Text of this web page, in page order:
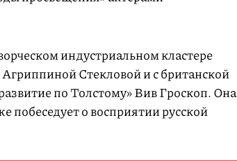
индустриальном кластере
Агриппиной Стекловой и с британской
по Толстому» Вив Гроскоп. Она
побеседует о восприятии русской